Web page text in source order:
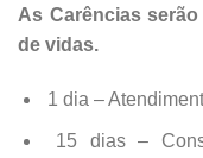
As Carências
de vidas.
1 dia –
15 dias –